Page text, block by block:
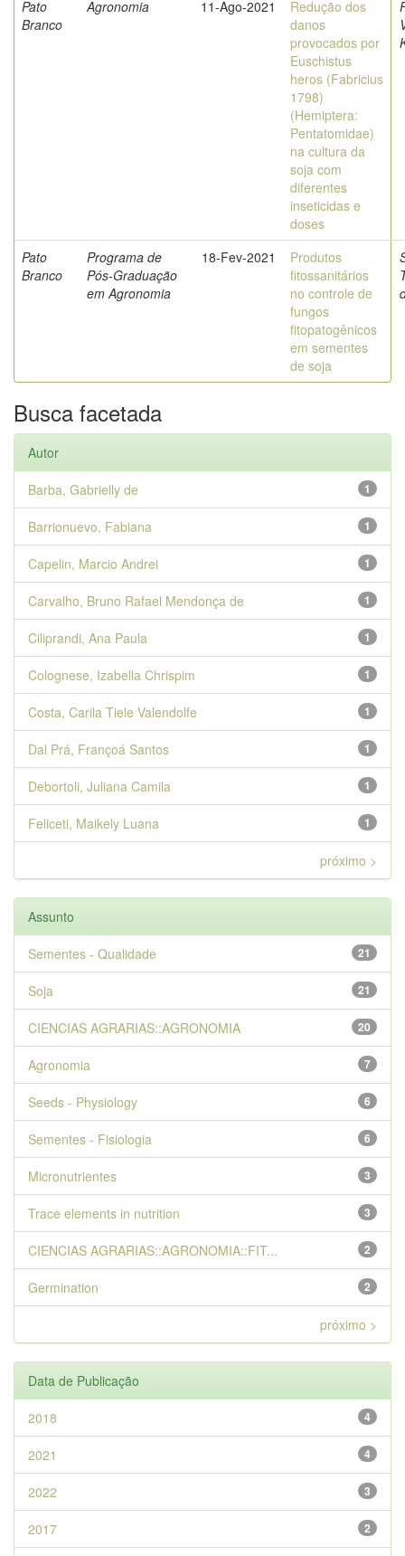
Pato
Branco
Agronomia 11-Ago-2021
Redução dos
danos
provocados por
Euschistus
heros (Fabricius
1798)
(Hemiptera:
Pentatomidae)
na cultura da
soja com
diferentes
inseticidas e
doses
Pato
Branco
Programa de
Pós-Graduação
em Agronomia
18-Fev-2021
Produtos
fitossanitários
no controle de
fungos
fitopatogênicos
em sementes
de soja
Busca facetada
Autor
1
Barba, Gabrielly de
1
Barrionuevo, Fabiana
1
Capelin, Marcio Andrei
1
Carvalho, Bruno Rafael Mendonça de
1
Ciliprandi, Ana Paula
1
Colognese, Izabella Chrispim
1
Costa, Carila Tiele Valendolfe
1
Dal Prá, Françoá Santos
1
Debortoli, Juliana Camila
1
Feliceti, Maikely Luana
próximo >
Assunto
21
Sementes - Qualidade
21
Soja
20
CIENCIAS AGRARIAS::AGRONOMIA
7
Agronomia
6
Seeds - Physiology
6
Sementes - Fisiologia
3
Micronutrientes
3
Trace elements in nutrition
2
CIENCIAS AGRARIAS::AGRONOMIA::FIT...
2
Germination
próximo >
Data de Publicação
4
2018
4
2021
3
2022
2
2017